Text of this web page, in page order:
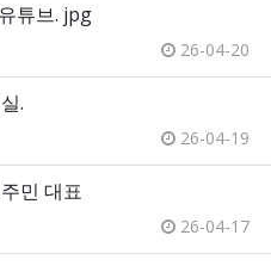
튜브. jpg
26-04-20
.
26-04-19
민 대표
26-04-17